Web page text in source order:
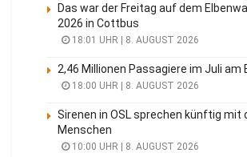
Das war der Freitag auf dem
2026 in Cottbus
18:01 UHR | 8. AUGUST 2026
2,46 Millionen Passagiere im Juli am
18:00 UHR | 8. AUGUST 2026
Sirenen in OSL sprechen künftig mit
Menschen
10:00 UHR | 8. AUGUST 2026